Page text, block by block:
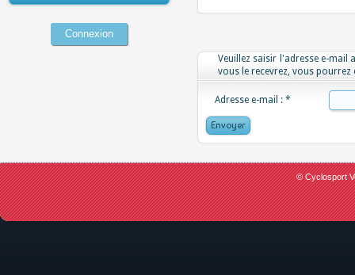
Connexion
Veuillez saisir l'adresse e-mail
vous le recevrez, vous
Adresse e-mail : *
Envoyer
© Cyclosport